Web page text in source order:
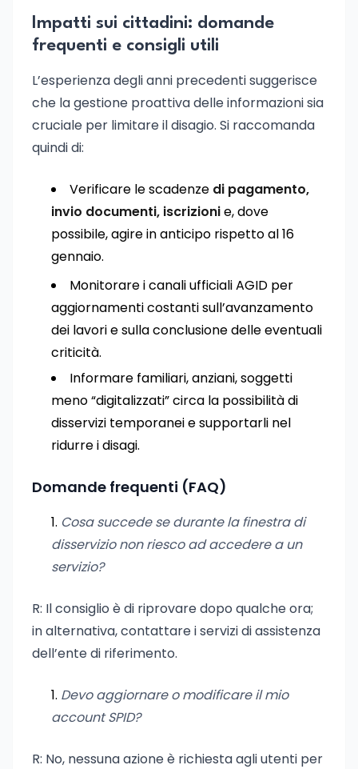
Impatti sui cittadini: domande
frequenti e consigli utili
L’esperienza degli anni precedenti suggerisce
che la gestione proattiva delle informazioni sia
cruciale per limitare il disagio. Si raccomanda
quindi di:
Verificare le scadenze di pagamento,
invio documenti, iscrizionie, dove
possibile, agire in anticipo rispetto al 16
gennaio.
Monitorare i canali ufficiali AGID per
aggiornamenti costanti sull’avanzamento
dei lavori e sulla conclusione delle eventuali
criticità.
Informare familiari, anziani, soggetti
meno “digitalizzati” circa la possibilità di
disservizi temporanei e supportarli nel
ridurre i disagi.
Domande frequenti (FAQ)
Cosa succede se durante la finestra di
disservizio non riesco ad accedere a un
servizio?
R: Il consiglio è di riprovare dopo qualche ora;
in alternativa, contattare i servizi di assistenza
dell’ente di riferimento.
Devo aggiornare o modificare il mio
account SPID?
R: No, nessuna azione è richiesta agli utenti per